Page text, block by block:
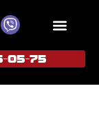
05-75